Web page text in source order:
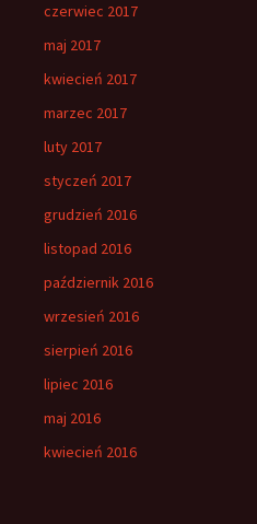
czerwiec 2017
maj 2017
kwiecień 2017
marzec 2017
luty 2017
styczeń 2017
grudzień 2016
listopad 2016
październik 2016
wrzesień 2016
sierpień 2016
lipiec 2016
maj 2016
kwiecień 2016